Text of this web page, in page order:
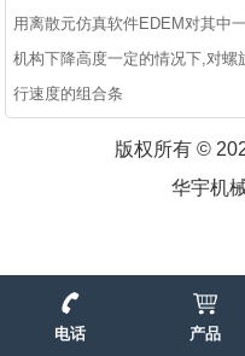
用离散元仿真软件EDEM对其中
机构下降高度一定的情况下,对螺
行速度的组合条
版权所有 ©
华宇机
电话 产品